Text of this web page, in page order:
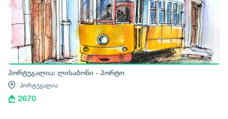
პორტუგალია: ლისაბონი - პორტო
პორტუგალია
2670